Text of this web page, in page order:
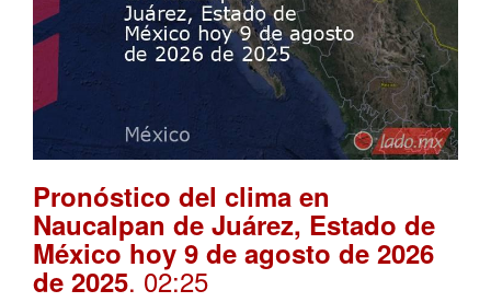
Pronóstico del clima en
Naucalpan de Juárez, Estado de
México hoy 9 de agosto de 2026
de 2025. 02:25